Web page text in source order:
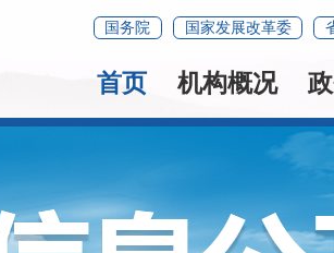
国务院 国家发展改革委
首页 机构概况